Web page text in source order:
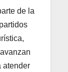
de la
atender